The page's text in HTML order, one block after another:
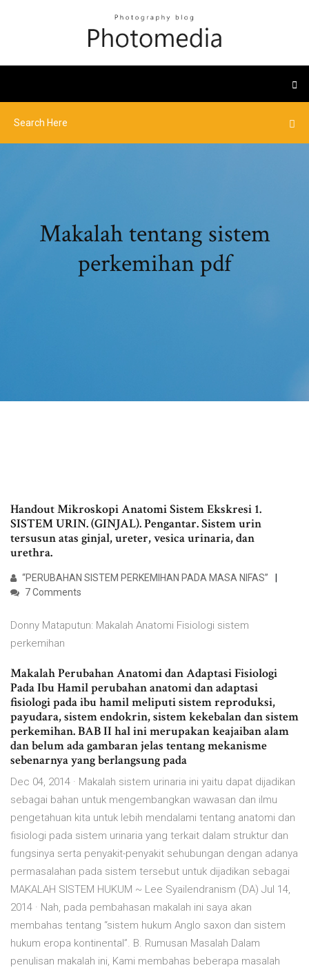
Makalah tentang sistem
perkemihan pdf
Handout Mikroskopi Anatomi Sistem Ekskresi 1.
SISTEM URIN. (GINJAL). Pengantar. Sistem urin
tersusun atas ginjal, ureter, vesica urinaria, dan
urethra.
“PERUBAHAN SISTEM PERKEMIHAN PADA MASA NIFAS”
7 Comments
Donny Mataputun: Makalah Anatomi Fisiologi sistem
perkemihan
Makalah Perubahan Anatomi dan Adaptasi Fisiologi
Pada Ibu Hamil perubahan anatomi dan adaptasi
fisiologi pada ibu hamil meliputi sistem reproduksi,
payudara, sistem endokrin, sistem kekebalan dan sistem
perkemihan. BAB II hal ini merupakan keajaiban alam
dan belum ada gambaran jelas tentang mekanisme
sebenarnya yang berlangsung pada
Dec 04, 2014 · Makalah sistem urinaria ini yaitu dapat dijadikan
sebagai bahan untuk mengembangkan wawasan dan ilmu
pengetahuan kita untuk lebih mendalami tentang anatomi dan
fisiologi pada sistem urinaria yang terkait dalam struktur dan
fungsinya serta penyakit-penyakit sehubungan dengan adanya
permasalahan pada sistem tersebut untuk dijadikan sebagai
MAKALAH SISTEM HUKUM ~ Lee Syailendranism (DA) Jul 14,
2014 · Nah, pada pembahasan makalah ini saya akan
membahas tentang “sistem hukum Anglo saxon dan sistem
hukum eropa kontinental”. B. Rumusan Masalah Dalam
penulisan makalah ini, Kami membahas beberapa masalah